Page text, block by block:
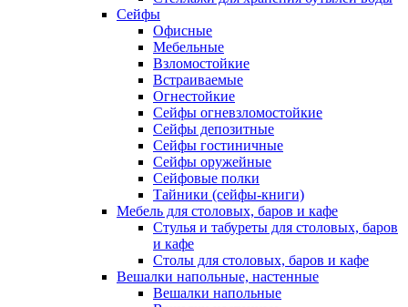
Сейфы
Офисные
Мебельные
Взломостойкие
Встраиваемые
Огнестойкие
Сейфы огневзломостойкие
Сейфы депозитные
Сейфы гостиничные
Сейфы оружейные
Сейфовые полки
Тайники (сейфы-книги)
Мебель для столовых, баров и кафе
Стулья и табуреты для столовых, баров
и кафе
Столы для столовых, баров и кафе
Вешалки напольные, настенные
Вешалки напольные